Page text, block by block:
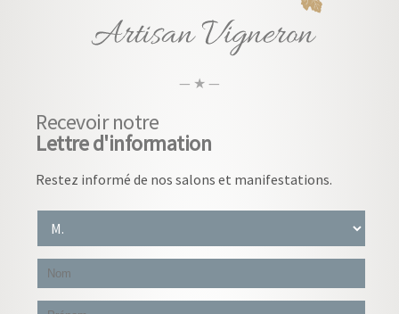
— ★ —
Recevoir notre
Lettre d'information
Restez informé de nos salons et manifestations.